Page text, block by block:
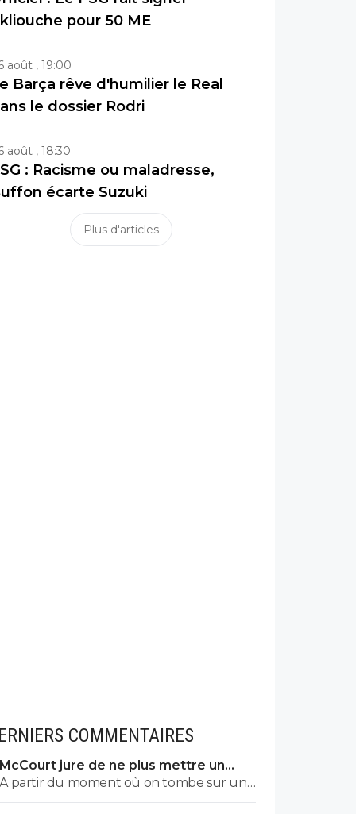
pour 50 ME
août , 19:00
Barça rêve d'humilier le Real
le dossier Rodri
août , 18:30
: Racisme ou maladresse,
écarte Suzuki
Plus d'articles
COMMENTAIRES
McCourt jure de ne plus mettre un
euro à l’OM
A partir du moment où on tombe sur un
commentaire de Raymonde on sait qu'on